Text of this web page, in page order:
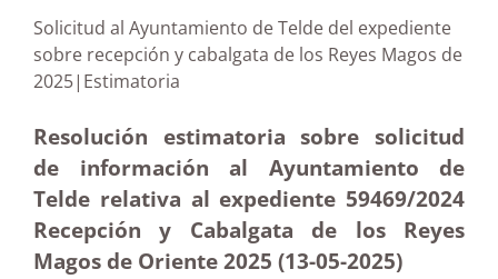
Solicitud al Ayuntamiento de Telde del expediente
sobre recepción y cabalgata de los Reyes Magos de
2025|Estimatoria
Resolución estimatoria sobre solicitud
de información al Ayuntamiento de
Telde relativa al expediente 59469/2024
Recepción y Cabalgata de los Reyes
Magos de Oriente 2025 (13-05-2025)